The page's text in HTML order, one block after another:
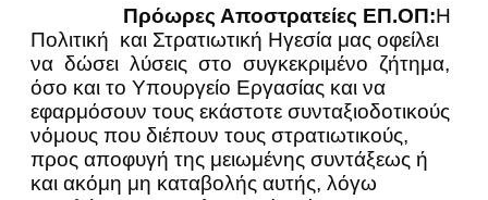
Πρόωρες Αποστρατείες ΕΠ.ΟΠ:Η
Πολιτική και Στρατιωτική Ηγεσία μας οφείλει
να δώσει λύσεις στο συγκεκριμένο ζήτημα,
όσο και το Υπουργείο Εργασίας και να
εφαρμόσουν τους εκάστοτε συνταξιοδοτικούς
νόμους που διέπουν τους στρατιωτικούς,
προς αποφυγή της μειωμένης συντάξεως ή
και ακόμη μη καταβολής αυτής, λόγω